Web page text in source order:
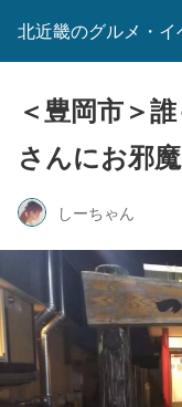
北近畿のグルメ・イ
＜豊岡市＞
さんにお邪
しーちゃん